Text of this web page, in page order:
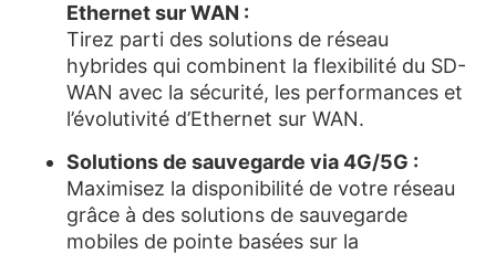
Ethernet sur WAN :
Tirez parti des solutions de réseau
hybrides qui combinent la flexibilité du SD-
WAN avec la sécurité, les performances et
l’évolutivité d’Ethernet sur WAN.
Solutions de sauvegarde via 4G/5G :
Maximisez la disponibilité de votre réseau
grâce à des solutions de sauvegarde
mobiles de pointe basées sur la